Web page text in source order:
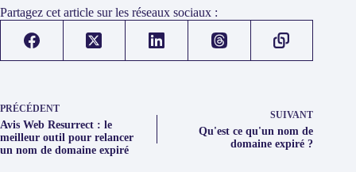
Partagez cet article sur les réseaux sociaux :
PRÉCÉDENT
Avis Web Resurrect : le
meilleur outil pour relancer
un nom de domaine expiré
SUIVANT
Qu'est ce qu'un nom de
domaine expiré ?